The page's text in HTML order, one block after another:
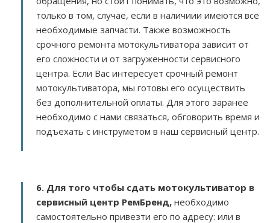
только в том, случае, если в наличиии имеются все
необходимые запчасти. Также возможность
срочного ремонта мотокультиватора зависит от
его сложности и от загруженности сервисного
центра. Если Вас интересует срочный ремонт
мотокультиватора, мы готовы его осуществить
без дополнительной оплаты. Для этого заранее
необходимо с нами связаться, обговорить время и
подъехать с инструметом в наш сервисный центр.
6. Для того чтобы сдать мотокультиватор в
сервисный центр РемБренд, необходимо
самостоятельно привезти его по адресу: или в